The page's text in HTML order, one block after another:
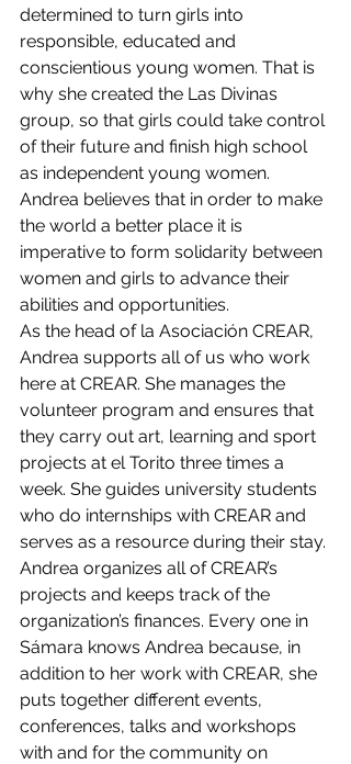
determined to turn girls into
responsible, educated and
conscientious young women. That is
why she created the Las Divinas
group, so that girls could take control
of their future and finish high school
as independent young women.
Andrea believes that in order to make
the world a better place it is
imperative to form solidarity between
women and girls to advance their
abilities and opportunities.
As the head of la Asociación CREAR,
Andrea supports all of us who work
here at CREAR. She manages the
volunteer program and ensures that
they carry out art, learning and sport
projects at el Torito three times a
week. She guides university students
who do internships with CREAR and
serves as a resource during their stay.
Andrea organizes all of CREAR’s
projects and keeps track of the
organization’s finances. Every one in
Sámara knows Andrea because, in
addition to her work with CREAR, she
puts together different events,
conferences, talks and workshops
with and for the community on